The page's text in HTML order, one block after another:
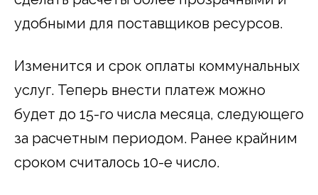
удобными для поставщиков ресурсов.
Изменится и срок оплаты коммунальных
услуг. Теперь внести платеж можно
будет до 15-го числа месяца, следующего
за расчетным периодом. Ранее крайним
сроком считалось 10-е число.